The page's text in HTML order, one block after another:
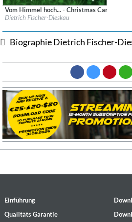
Label:audite Musikproduktion
$ 14,20
Vom Himmel hoch... - Christmas Carols
Dietrich Fischer-Dieskau
Biographie Dietrich Fischer-
Einführung
Qualitäts Garantie